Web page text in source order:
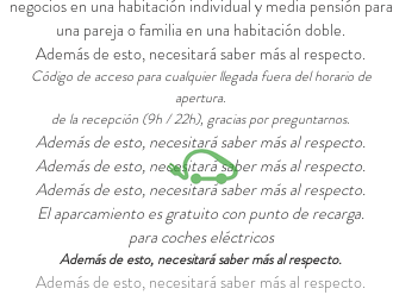
negocios en una habitación individual y media pensión para
una pareja o familia en una habitación doble.
Además de esto, necesitará saber más al respecto.
Código de acceso para cualquier llegada fuera del horario de
apertura.
de la recepción (9h / 22h), gracias por preguntarnos.
Además de esto, necesitará saber más al respecto.
Además de esto, necesitará saber más al respecto.
Además de esto, necesitará saber más al respecto.
El aparcamiento es gratuito con punto de recarga.
para coches eléctricos
Además de esto, necesitará saber más al respecto.
Además de esto, necesitará saber más al respecto.